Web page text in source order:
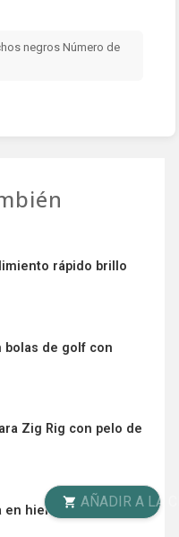
negros Número de
rápido brillo
bolas de golf con
Zig Rig con pelo de
en hielo – vástago
AÑADIR A LA CESTA